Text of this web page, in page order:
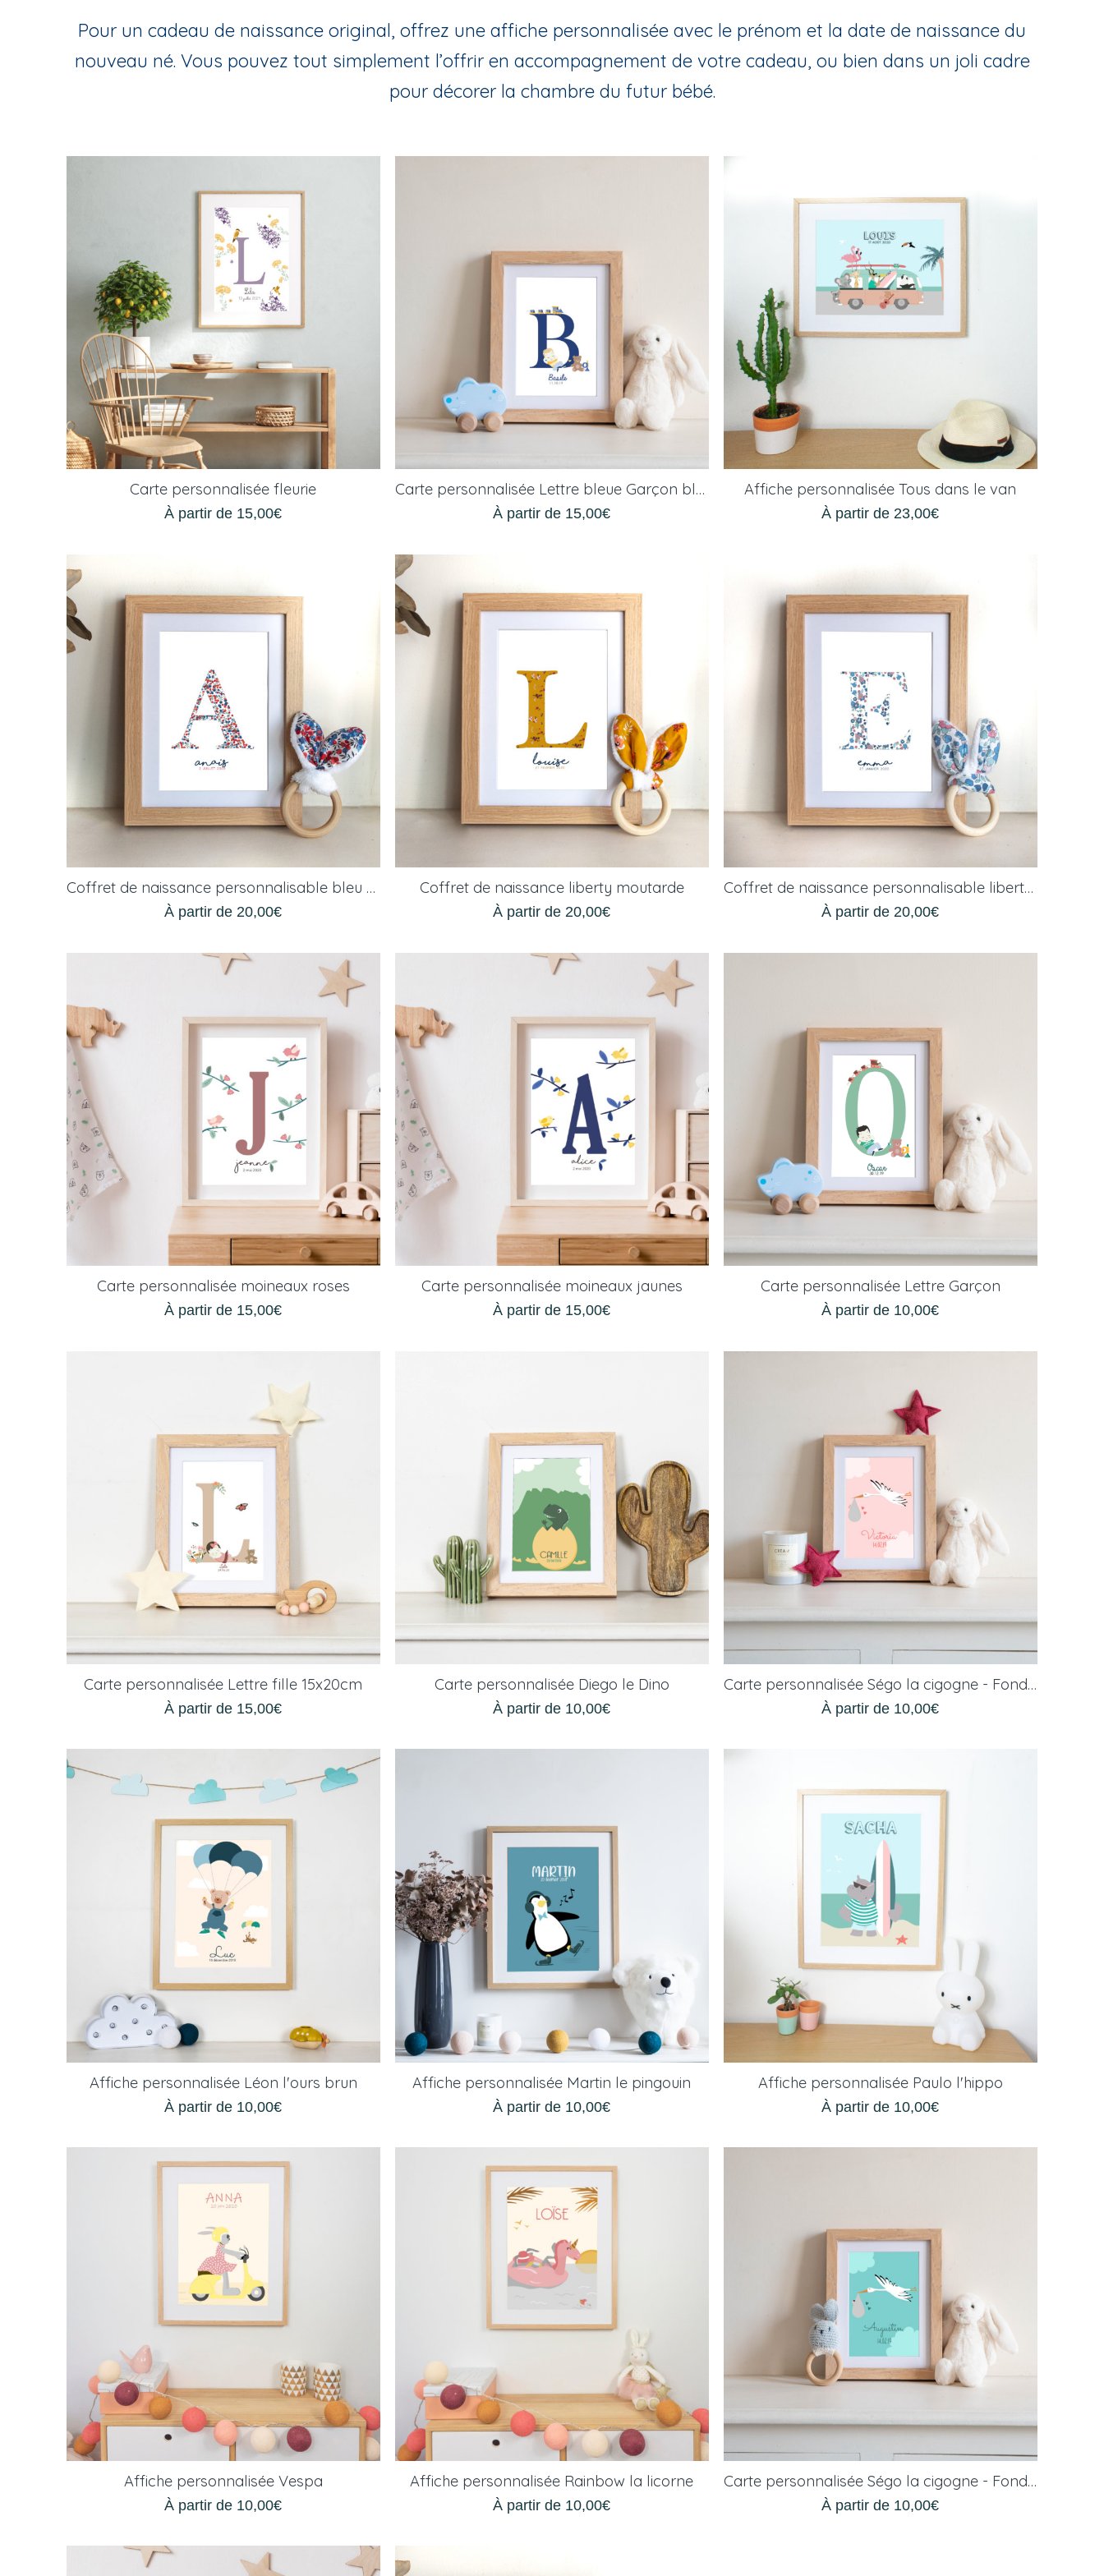
Pour un cadeau de naissance original, offrez une affiche personnalisée avec le prénom et la date de naissance du
nouveau né. Vous pouvez tout simplement l’offrir en accompagnement de votre cadeau, ou bien dans un joli cadre
pour décorer la chambre du futur bébé.
Carte personnalisée fleurie
À partir de 15,00€
Carte personnalisée Lettre bleue Garçon blond
À partir de 15,00€
Affiche personnalisée Tous dans le van
À partir de 23,00€
Coffret de naissance personnalisable bleu et rouge
À partir de 20,00€
Coffret de naissance liberty moutarde
À partir de 20,00€
Coffret de naissance personnalisable liberty rose et bleu
À partir de 20,00€
Carte personnalisée moineaux roses
À partir de 15,00€
Carte personnalisée moineaux jaunes
À partir de 15,00€
Carte personnalisée Lettre Garçon
À partir de 10,00€
Carte personnalisée Lettre fille 15x20cm
À partir de 15,00€
Carte personnalisée Diego le Dino
À partir de 10,00€
Carte personnalisée Ségo la cigogne - Fond rose
À partir de 10,00€
Affiche personnalisée Léon l'ours brun
À partir de 10,00€
Affiche personnalisée Martin le pingouin
À partir de 10,00€
Affiche personnalisée Paulo l'hippo
À partir de 10,00€
Affiche personnalisée Vespa
À partir de 10,00€
Affiche personnalisée Rainbow la licorne
À partir de 10,00€
Carte personnalisée Ségo la cigogne - Fond bleue
À partir de 10,00€